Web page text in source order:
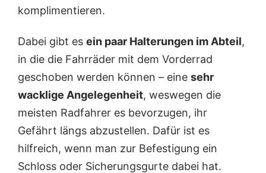
komplimentieren.
Dabei gibt es ein paar Halterungen im Abteil,
in die die Fahrräder mit dem Vorderrad
geschoben werden können – eine sehr
wacklige Angelegenheit, weswegen die
meisten Radfahrer es bevorzugen, ihr
Gefährt längs abzustellen. Dafür ist es
hilfreich, wenn man zur Befestigung ein
Schloss oder Sicherungsgurte dabei hat.